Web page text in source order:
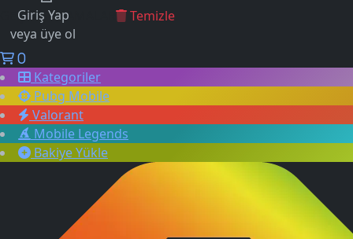
GEÇMİŞ ARAMALAR
Temizle
Giriş Yap
veya üye ol
0
Kategoriler
Pubg Mobile
Valorant
Mobile Legends
Bakiye Yükle